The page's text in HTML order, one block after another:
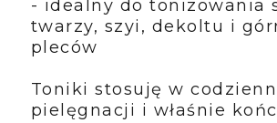
- idealny do tonizowania
twarzy, szyi, dekoltu i
pleców
Toniki stosuję w
pielęgnacji i właśnie